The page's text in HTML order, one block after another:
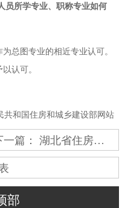
所学专业、职称专业如何
图专业的相近专业认可。
认可。
和国住房和城乡建设部网站
一篇：湖北省住房和城乡建设厅关于建筑业企业资质、建设工程质量检测机构资质审查意见的公示
部